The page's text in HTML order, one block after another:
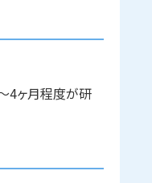
4ヶ月程度が研